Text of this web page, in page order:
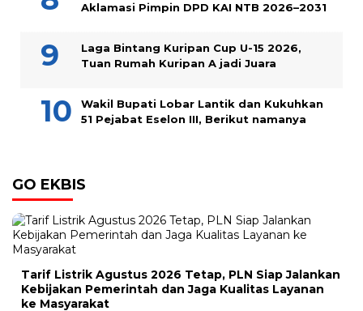
Aklamasi Pimpin DPD KAI NTB 2026–2031
Laga Bintang Kuripan Cup U-15 2026,
Tuan Rumah Kuripan A jadi Juara
Wakil Bupati Lobar Lantik dan Kukuhkan
51 Pejabat Eselon III, Berikut namanya
GO EKBIS
Tarif Listrik Agustus 2026 Tetap, PLN Siap Jalankan
Kebijakan Pemerintah dan Jaga Kualitas Layanan
ke Masyarakat